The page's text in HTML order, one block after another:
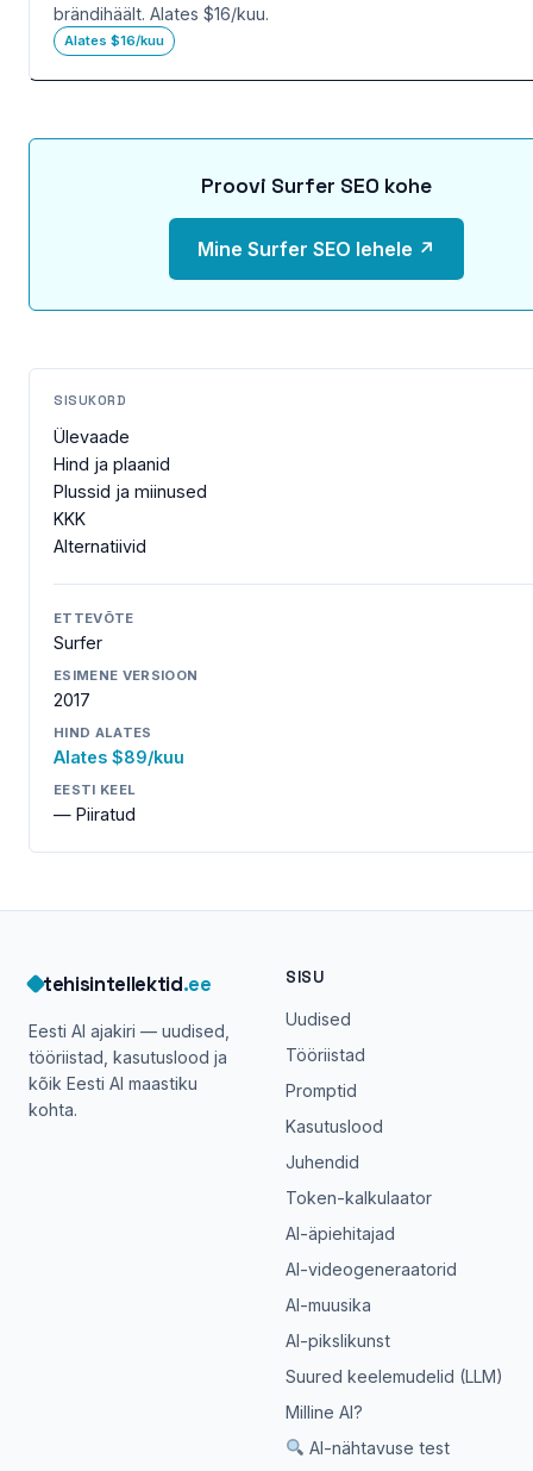
brändihäält. Alates $16/kuu.
Alates $16/kuu
Proovi Surfer SEO kohe
Mine Surfer SEO lehele ↗
SISUKORD
Ülevaade
Hind ja plaanid
Plussid ja miinused
KKK
Alternatiivid
ETTEVÕTE
Surfer
ESIMENE VERSIOON
2017
HIND ALATES
Alates $89/kuu
EESTI KEEL
— Piiratud
tehisintellektid.ee
Eesti AI ajakiri — uudised,
tööriistad, kasutuslood ja
kõik Eesti AI maastiku
kohta.
SISU
Uudised
Tööriistad
Promptid
Kasutuslood
Juhendid
Token-kalkulaator
AI-äpiehitajad
AI-videogeneraatorid
AI-muusika
AI-pikslikunst
Suured keelemudelid (LLM)
Milline AI?
AI-nähtavuse test